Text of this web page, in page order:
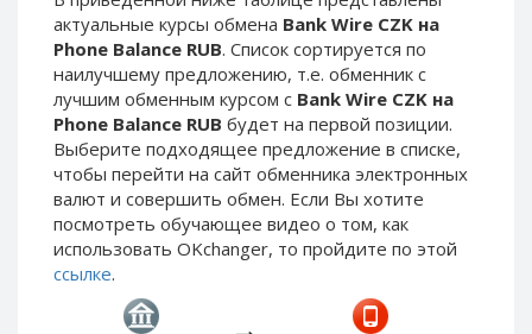
актуальные курсы обмена Bank Wire CZK на
Phone Balance RUB. Список сортируется по
наилучшему предложению, т.е. обменник с
лучшим обменным курсом с Bank Wire CZK на
Phone Balance RUB будет на первой позиции.
Выберите подходящее предложение в списке,
чтобы перейти на сайт обменника электронных
валют и совершить обмен. Если Вы хотите
посмотреть обучающее видео о том, как
использовать OKchanger, то пройдите по этой
ссылке.
ЮMoney RUB
ЮMoney KZT
PayPal USD
PayPal EUR
PayPal GBP
PayPal CAD
PayPal AUD
PayPal RUB
PayPal CZK
PayPal DKK
ЮMoney RUB
ЮMoney KZT
PayPal USD
PayPal EUR
PayPal GBP
PayPal CAD
PayPal AUD
PayPal RUB
PayPal DKK